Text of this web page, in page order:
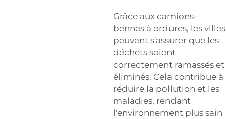
Grâce aux camions-
bennes à ordures, les villes
peuvent s'assurer que les
déchets soient
correctement ramassés et
éliminés. Cela contribue à
réduire la pollution et les
maladies, rendant
l'environnement plus sain